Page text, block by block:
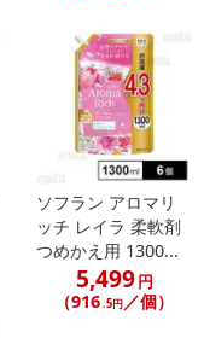
ソフラン アロマリ
ッチ レイラ 柔軟剤
つめかえ用 1300...
5,499円
（916.5円／個）